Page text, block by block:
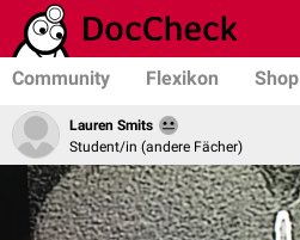
Community Flexikon Shop
Lauren Smits
Student/in (andere Fächer)